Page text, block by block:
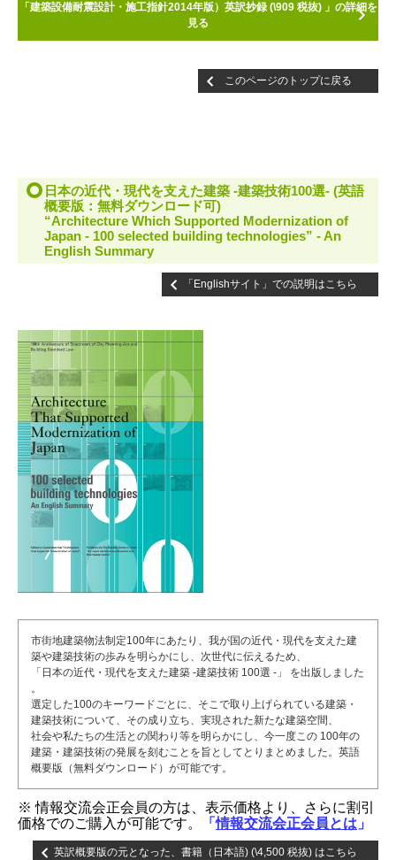
「建築設備耐震設計・施工指針2014年版）英訳抄録 (\909 税抜) 」の詳細を
見る
このページのトップに戻る
日本の近代・現代を支えた建築 -建築技術100選- (英語
概要版：無料ダウンロード可)
“Architecture Which Supported Modernization of
Japan - 100 selected building technologies” - An
English Summary
「Englishサイト」での説明はこちら
市街地建築物法制定100年にあたり、我が国の近代・現代を支えた建
築や建築技術の歩みを明らかにし、次世代に伝えるため、
「日本の近代・現代を支えた建築 -建築技術 100選 -」 を出版しました
。
選定した100のキーワードごとに、そこで取り上げられている建築・
建築技術について、その成り立ち、実現された新たな建築空間、
社会や私たちの生活との関わり等を明らかにし、今一度この 100年の
建築・建築技術の発展を刻むことを旨としてとりまとめました。英語
概要版（無料ダウンロード）が可能です。
※ 情報交流会正会員の方は、表示価格より、さらに割引
価格でのご購入が可能です。
「情報交流会正会員とは 」
英訳概要版の元となった、書籍（日本語) (\4,500 税抜) はこちら